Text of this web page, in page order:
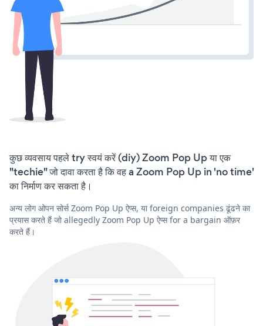
कुछ व्यवसाय पहले try स्वयं करें (diy) Zoom Pop Up या एक
"techie" जो दावा करता है कि वह a Zoom Pop Up in 'no time'
का निर्माण कर सकता है।
अन्य लोग ओपन सोर्स Zoom Pop Up ऐप्स, या foreign companies ढूंढने का
प्रयास करते हैं जो allegedly Zoom Pop Up ऐप्स for a bargain ऑफ़र
करते हैं।